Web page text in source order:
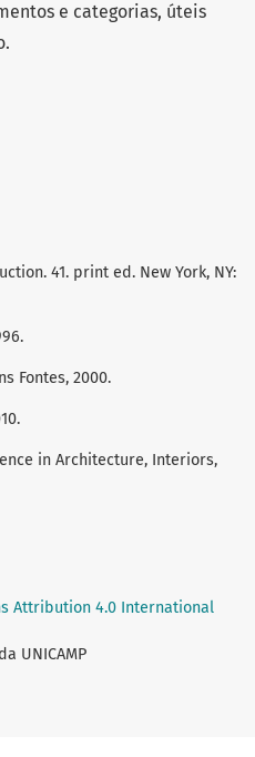
e categorias, úteis
41. print ed. New York, NY:
Fontes, 2000.
in Architecture, Interiors,
Attribution 4.0 International
UNICAMP